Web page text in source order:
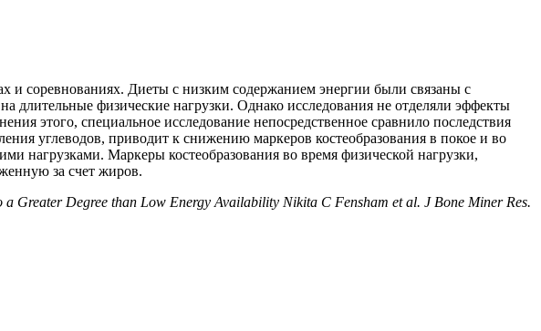
и соревнованиях. Диеты с низким содержанием энергии были связаны с
длительные физические нагрузки. Однако исследования не отделяли эффекты
этого, специальное исследование непосредственное сравнило последствия
углеводов, приводит к снижению маркеров костеобразования в покое и во
нагрузками. Маркеры костеобразования во время физической нагрузки,
за счет жиров.
Degree than Low Energy Availability Nikita C Fensham et al. J Bone Miner Res.